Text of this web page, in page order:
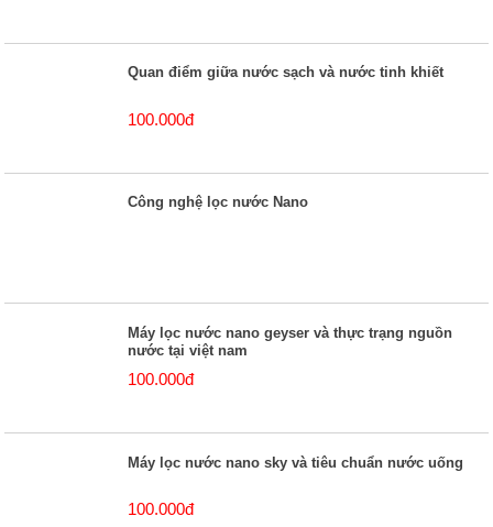
Quan điểm giữa nước sạch và nước tinh khiết
100.000đ
Công nghệ lọc nước Nano
Máy lọc nước nano geyser và thực trạng nguồn
nước tại việt nam
100.000đ
Máy lọc nước nano sky và tiêu chuẩn nước uống
100.000đ